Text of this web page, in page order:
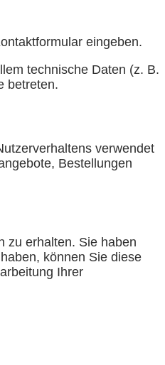
eingeben.
technische Daten (z. B.
betreten.
verwendet
Bestellungen
zu erhalten. Sie haben
können Sie diese
Ihrer